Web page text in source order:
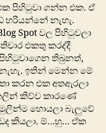
පිහිටුවා ගන්න එක. ඒ
හරියන්නේ නැහැ.
Spot වල පිහිටුවලා
එකතු කරද්දී
තිබුනත්,
ඉතින් මෙන්න මේ
කරන එක අතඇරලා
කිව්ව කා‍රණේ
හොයලා බැලුවේ
කියලා. ම්…හු… ඒක